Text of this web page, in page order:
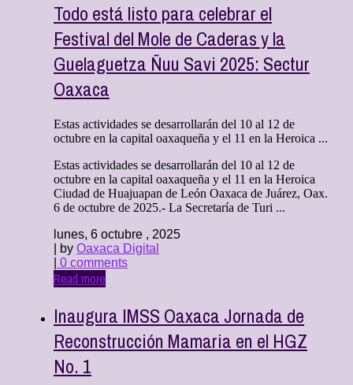
Todo está listo para celebrar el
Festival del Mole de Caderas y la
Guelaguetza Ñuu Savi 2025: Sectur
Oaxaca
Estas actividades se desarrollarán del 10 al 12 de
octubre en la capital oaxaqueña y el 11 en la Heroica ...
Estas actividades se desarrollarán del 10 al 12 de
octubre en la capital oaxaqueña y el 11 en la Heroica
Ciudad de Huajuapan de León Oaxaca de Juárez, Oax.
6 de octubre de 2025.- La Secretaría de Turi ...
lunes, 6 octubre , 2025
| by Oaxaca Digital
0 comments
Read more
Inaugura IMSS Oaxaca Jornada de
Reconstrucción Mamaria en el HGZ
No. 1